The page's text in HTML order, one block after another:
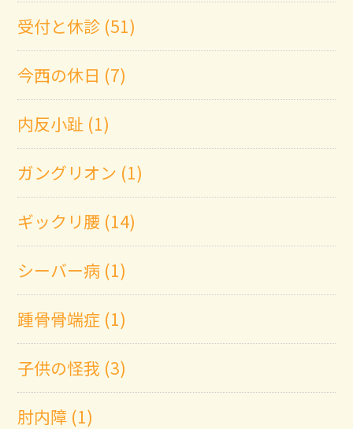
受付と休診 (51)
今西の休日 (7)
内反小趾 (1)
ガングリオン (1)
ギックリ腰 (14)
シーバー病 (1)
踵骨骨端症 (1)
子供の怪我 (3)
肘内障 (1)